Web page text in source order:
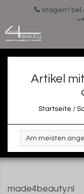
Vragen? bel
Artikel
Startseite /
Am meisten
made4beauty.nl